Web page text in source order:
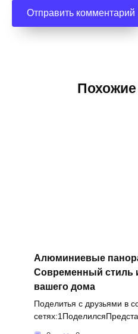
Похожие
Алюминиевые
Современный стиль
вашего дома
Поделитья с друзьями в